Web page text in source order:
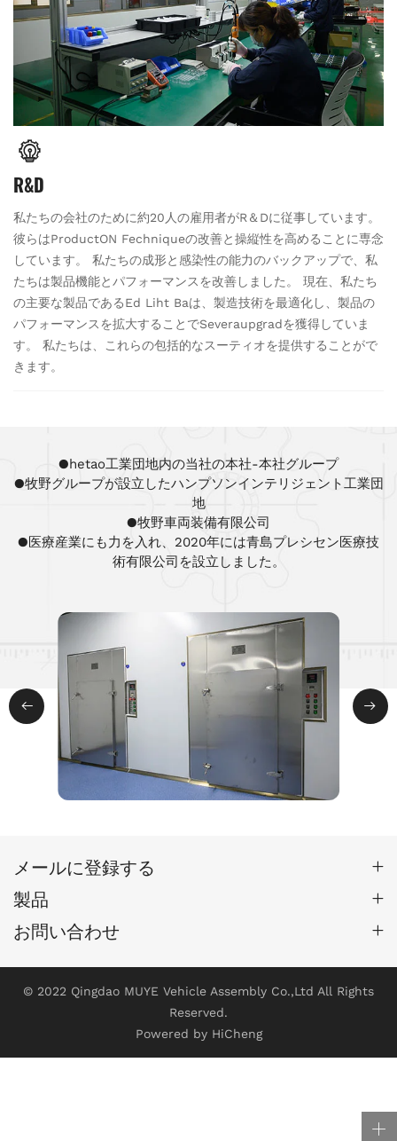
R&D
私たちの会社のために約20人の雇用者がR＆Dに従事しています。
彼らはProductON Fechniqueの改善と操縦性を高めることに専念
しています。 私たちの成形と感染性の能力のバックアップで、私
たちは製品機能とパフォーマンスを改善しました。 現在、私たち
の主要な製品であるEd Liht Baは、製造技術を最適化し、製品の
パフォーマンスを拡大することでSeveraupgradを獲得していま
す。 私たちは、これらの包括的なスーティオを提供することがで
きます。
●hetao工業団地内の当社の本社-本社グループ
●牧野グループが設立したハンプソンインテリジェント工業団
地
●牧野車両装備有限公司
●医療産業にも力を入れ、2020年には青島プレシセン医療技
術有限公司を設立しました。
メールに登録する
製品
お問い合わせ
© 2022 Qingdao MUYE Vehicle Assembly Co.,Ltd All Rights
Reserved.
Powered by HiCheng